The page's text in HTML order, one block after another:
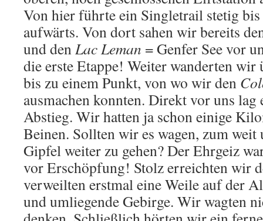
Von hier führte ein Singletrail stetig
aufwärts. Von dort sahen wir bereits
und denLac Leman = Genfer See vor
die erste Etappe! Weiter wanderten wir
bis zu einem Punkt, von wo wir den
ausmachen konnten. Direkt vor uns lag
Abstieg. Wir hatten ja schon einige
Beinen. Sollten wir es wagen, zum weit
Gipfel weiter zu gehen? Der Ehrgeiz
vor Erschöpfung! Stolz erreichten wir
verweilten erstmal eine Weile auf der
und umliegende Gebirge. Wir wagten